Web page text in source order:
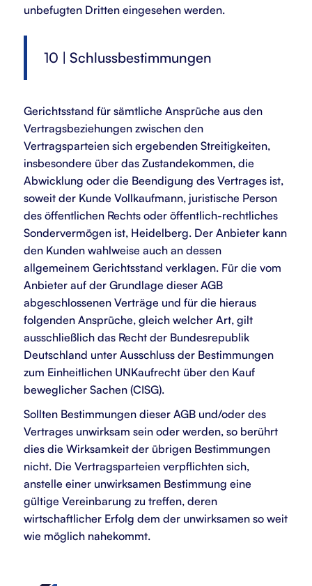
unbefugten Dritten eingesehen werden.
10 | Schlussbestimmungen
Gerichtsstand für sämtliche Ansprüche aus den
Vertragsbeziehungen zwischen den
Vertragsparteien sich ergebenden Streitigkeiten,
insbesondere über das Zustandekommen, die
Abwicklung oder die Beendigung des Vertrages ist,
soweit der Kunde Vollkaufmann, juristische Person
des öffentlichen Rechts oder öffentlich-rechtliches
Sondervermögen ist, Heidelberg. Der Anbieter kann
den Kunden wahlweise auch an dessen
allgemeinem Gerichtsstand verklagen. Für die vom
Anbieter auf der Grundlage dieser AGB
abgeschlossenen Verträge und für die hieraus
folgenden Ansprüche, gleich welcher Art, gilt
ausschließlich das Recht der Bundesrepublik
Deutschland unter Ausschluss der Bestimmungen
zum Einheitlichen UNKaufrecht über den Kauf
beweglicher Sachen (CISG).
Sollten Bestimmungen dieser AGB und/oder des
Vertrages unwirksam sein oder werden, so berührt
dies die Wirksamkeit der übrigen Bestimmungen
nicht. Die Vertragsparteien verpflichten sich,
anstelle einer unwirksamen Bestimmung eine
gültige Vereinbarung zu treffen, deren
wirtschaftlicher Erfolg dem der unwirksamen so weit
wie möglich nahekommt.